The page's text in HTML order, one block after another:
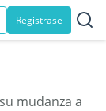
Registrase
mudanza a